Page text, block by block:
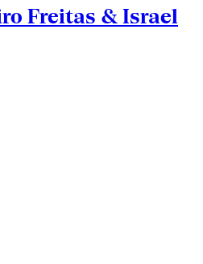
Freitas & Israel